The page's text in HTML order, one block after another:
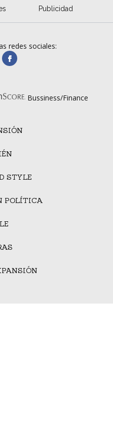
Publicidad
STYLE
POLÍTICA
redes sociales:
manufacturaGE
Bussiness/Finance